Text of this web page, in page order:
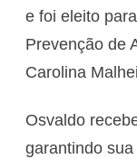
e foi eleito
Prevenção de
Carolina
Osvaldo
garantindo